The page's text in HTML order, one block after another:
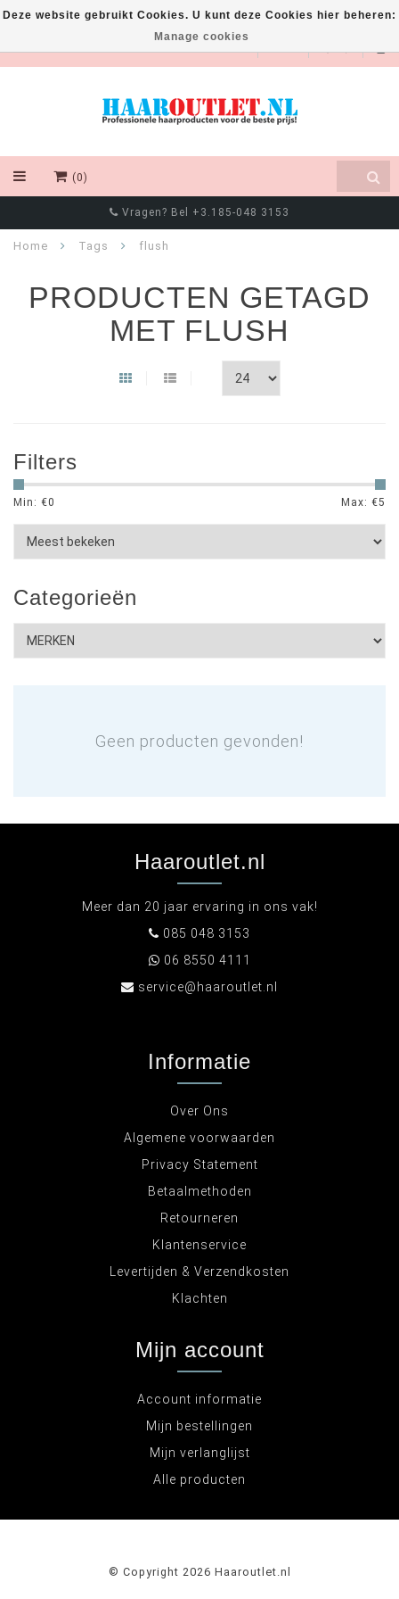
EUR
(0)
Vragen? Bel +3.185-048 3153
Home Tags flush
PRODUCTEN GETAGD
MET FLUSH
Filters
Min: €0 Max: €5
Categorieën
Geen producten gevonden!
Deze website gebruikt Cookies. U kunt deze Cookies hier beheren:
Manage cookies
Haaroutlet.nl
Meer dan 20 jaar ervaring in ons vak!
085 048 3153
06 8550 4111
service@haaroutlet.nl
Informatie
Over Ons
Algemene voorwaarden
Privacy Statement
Betaalmethoden
Retourneren
Klantenservice
Levertijden & Verzendkosten
Klachten
Mijn account
Account informatie
Mijn bestellingen
Mijn verlanglijst
Alle producten
© Copyright 2026 Haaroutlet.nl